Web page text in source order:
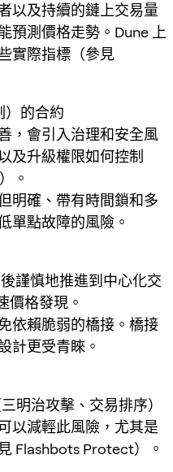
以及持續的鏈上交易量
預測價格走勢。Dune 上
實際指標（參見
）的合約
，會引入治理和安全風
及升級權限如何控制
。
明確、帶有時間鎖和多
單點故障的風險。
謹慎地推進到中心化交
價格發現。
依賴脆弱的橋接。橋接
計更受青睞。
明治攻擊、交易排序）
以減輕此風險，尤其是
Flashbots Protect）。